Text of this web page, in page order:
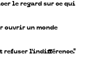
le regard sur ce qui
ouvrir un monde
refuser l’indifférence."